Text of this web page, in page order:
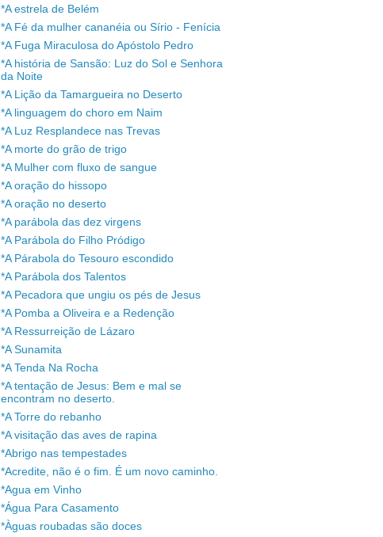
*A estrela de Belém
*A Fé da mulher cananéia ou Sírio - Fenícia
*A Fuga Miraculosa do Apóstolo Pedro
*A história de Sansão: Luz do Sol e Senhora
da Noite
*A Lição da Tamargueira no Deserto
*A linguagem do choro em Naim
*A Luz Resplandece nas Trevas
*A morte do grão de trigo
*A Mulher com fluxo de sangue
*A oração do hissopo
*A oração no deserto
*A parábola das dez virgens
*A Parábola do Filho Pródigo
*A Párabola do Tesouro escondido
*A Parábola dos Talentos
*A Pecadora que ungiu os pés de Jesus
*A Pomba a Oliveira e a Redenção
*A Ressurreição de Lázaro
*A Sunamita
*A Tenda Na Rocha
*A tentação de Jesus: Bem e mal se
encontram no deserto.
*A Torre do rebanho
*A visitação das aves de rapina
*Abrigo nas tempestades
*Acredite, não é o fim. É um novo caminho.
*Agua em Vinho
*Água Para Casamento
*Àguas roubadas são doces